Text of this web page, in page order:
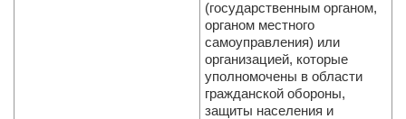
(государственным органом,
органом местного
самоуправления) или
организацией, которые
уполномочены в области
гражданской обороны,
защиты населения и